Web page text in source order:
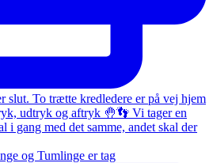
og Tumlinge er tag